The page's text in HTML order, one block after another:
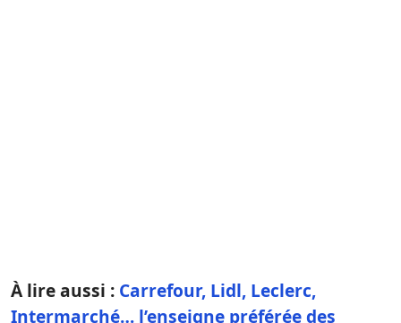
À lire aussi : Carrefour, Lidl, Leclerc,
Intermarché… l’enseigne préférée des